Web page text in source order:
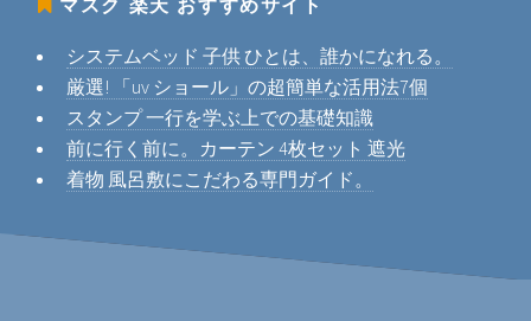
マスク 楽天 おすすめサイト
システムベッド 子供 ひとは、誰かになれる。
厳選! 「uv ショール」の超簡単な活用法7個
スタンプ 一行を学ぶ上での基礎知識
前に行く前に。カーテン 4枚セット 遮光
着物 風呂敷にこだわる専門ガイド。